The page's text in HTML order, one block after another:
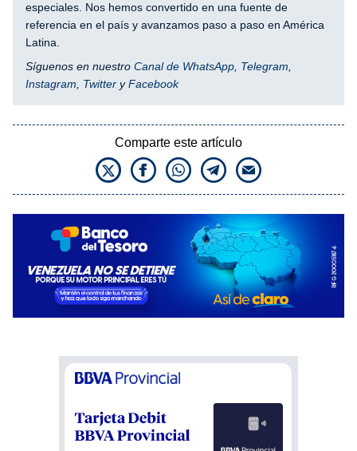
especiales. Nos hemos convertido en una fuente de
referencia en el país y avanzamos paso a paso en América
Latina.
Síguenos en nuestro Canal de WhatsApp Telegram
Instagram
Twitter yFacebook
Comparte este artículo